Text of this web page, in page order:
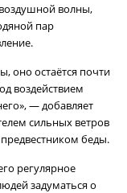
волны,
пар
оно остаётся почти
воздействием
— добавляет
сильных ветров
беды.
регулярное
задуматься о